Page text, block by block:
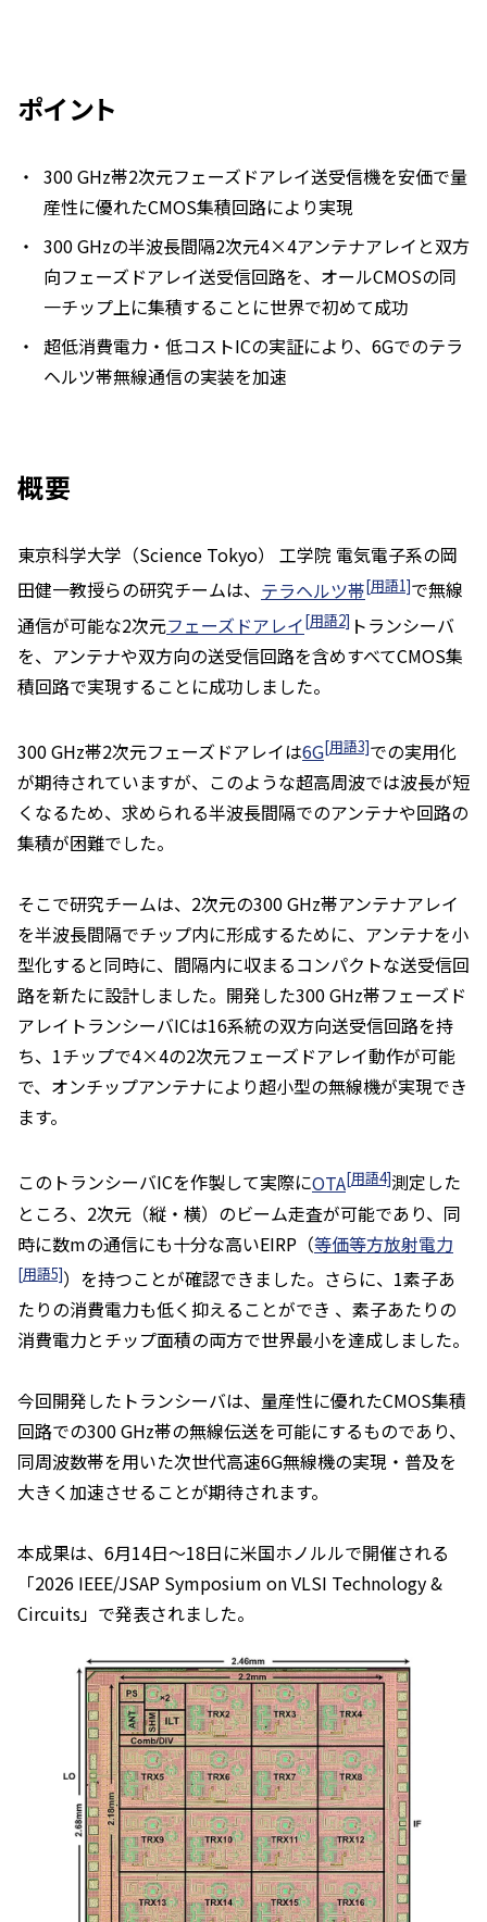
ポイント
300 GHz帯2次元フェーズドアレイ送受信機を安価で量
産性に優れたCMOS集積回路により実現
300 GHzの半波長間隔2次元4×4アンテナアレイと双方
向フェーズドアレイ送受信回路を、オールCMOSの同
一チップ上に集積することに世界で初めて成功
超低消費電力・低コストICの実証により、6Gでのテラ
ヘルツ帯無線通信の実装を加速
概要
東京科学大学（Science Tokyo） 工学院 電気電子系の岡
田健一教授らの研究チームは、 テラヘルツ帯[用語1]で無線
通信が可能な2次元フェーズドアレイ[用語2] トランシーバ
を、アンテナや双方向の送受信回路を含めすべてCMOS集
積回路で実現することに成功しました。
300 GHz帯2次元フェーズドアレイは6G[用語3]での実用化
が期待されていますが、このような超高周波では波長が短
くなるため、求められる半波長間隔でのアンテナや回路の
集積が困難でした。
そこで研究チームは、2次元の300 GHz帯アンテナアレイ
を半波長間隔でチップ内に形成するために、アンテナを小
型化すると同時に、間隔内に収まるコンパクトな送受信回
路を新たに設計しました。開発した300 GHz帯フェーズド
アレイトランシーバICは16系統の双方向送受信回路を持
ち、1チップで4×4の2次元フェーズドアレイ動作が可能
で、オンチップアンテナにより超小型の無線機が実現でき
ます。
このトランシーバICを作製して実際にOTA[用語4]測定した
ところ、2次元（縦・横）のビーム走査が可能であり、同
時に数mの通信にも十分な高いEIRP（等価等方放射電力
[用語5]）を持つことが確認できました。さらに、1素子あ
たりの消費電力も低く抑えることができ 、素子あたりの
消費電力とチップ面積の両方で世界最小を達成しました。
今回開発したトランシーバは、量産性に優れたCMOS集積
回路での300 GHz帯の無線伝送を可能にするものであり、
同周波数帯を用いた次世代高速6G無線機の実現・普及を
大きく加速させることが期待されます。
本成果は、6月14日～18日に米国ホノルルで開催される
「2026 IEEE/JSAP Symposium on VLSI Technology &
Circuits」で発表されました。